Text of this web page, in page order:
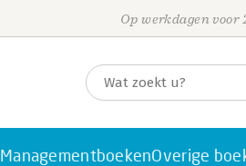
Op werkdagen
ManagementboekenOverige